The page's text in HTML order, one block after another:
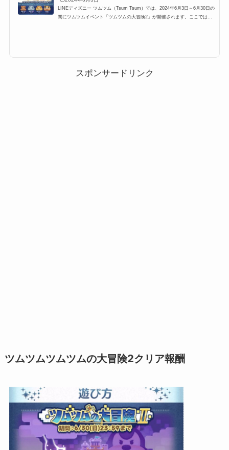
LINEディズニー ツムツム（Tsum Tsum）では、2024年6月3日～6月30日の
間にツムツムイベント「ツムツムの大冒険2」が開催されます。ここではツ
「ツムツムの大冒険2」。このイ...
スポンサードリンク
ツムツムツムツムの大冒険2クリア報酬